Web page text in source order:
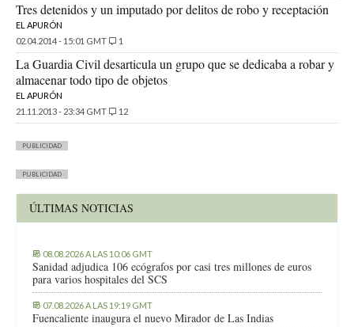
Tres detenidos y un imputado por delitos de robo y receptación
EL APURÓN
02.04.2014 - 15:01 GMT
1
La Guardia Civil desarticula un grupo que se dedicaba a robar y
almacenar todo tipo de objetos
EL APURÓN
21.11.2013 - 23:34 GMT
12
PUBLICIDAD
PUBLICIDAD
ÚLTIMAS NOTICIAS
08.08.2026 A LAS 10:06 GMT
Sanidad adjudica 106 ecógrafos por casi tres millones de euros
para varios hospitales del SCS
07.08.2026 A LAS 19:19 GMT
Fuencaliente inaugura el nuevo Mirador de Las Indias